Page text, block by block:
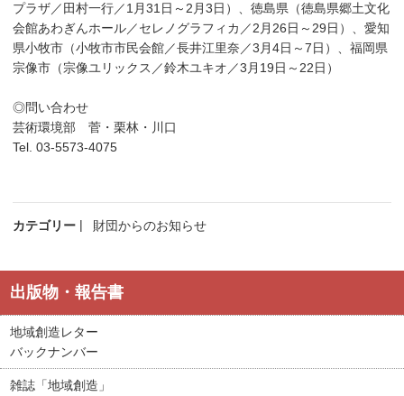
プラザ／田村一行／1月31日～2月3日）、徳島県（徳島県郷土文化
会館あわぎんホール／セレノグラフィカ／2月26日～29日）、愛知
県小牧市（小牧市市民会館／長井江里奈／3月4日～7日）、福岡県
宗像市（宗像ユリックス／鈴木ユキオ／3月19日～22日）
◎問い合わせ
芸術環境部 菅・栗林・川口
Tel. 03-5573-4075
カテゴリー 財団からのお知らせ
出版物・報告書
地域創造レター
バックナンバー
雑誌「地域創造」